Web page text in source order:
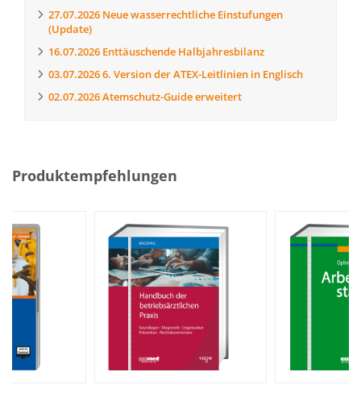
27.07.2026 Neue wasserrechtliche Einstufungen
(Update)
16.07.2026 Enttäuschende Halbjahresbilanz
03.07.20266. Version der ATEX-Leitlinien in Englisch
02.07.2026Atemschutz-Guide erweitert
Produktempfehlungen